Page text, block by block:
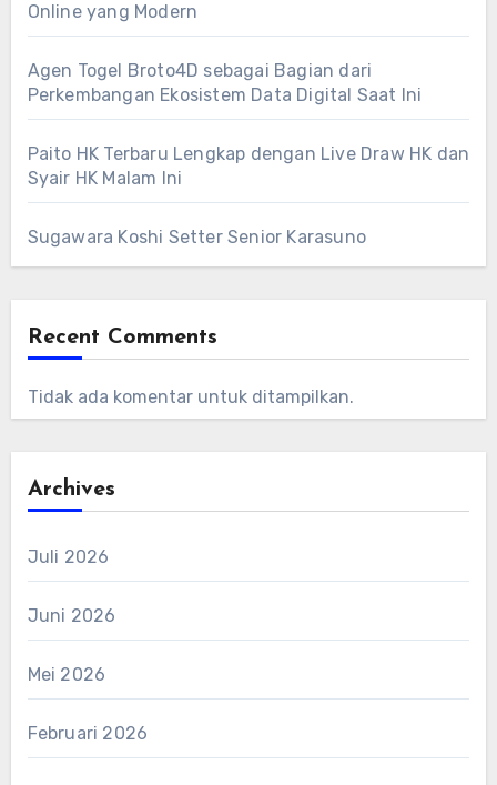
Online yang Modern
Agen Togel Broto4D sebagai Bagian dari
Perkembangan Ekosistem Data Digital Saat Ini
Paito HK Terbaru Lengkap dengan Live Draw HK dan
Syair HK Malam Ini
Sugawara Koshi Setter Senior Karasuno
Recent Comments
Tidak ada komentar untuk ditampilkan.
Archives
Juli 2026
Juni 2026
Mei 2026
Februari 2026